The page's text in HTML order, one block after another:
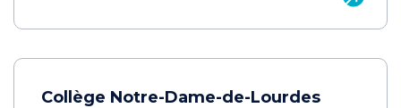
Collège Notre-Dame-de-Lourdes